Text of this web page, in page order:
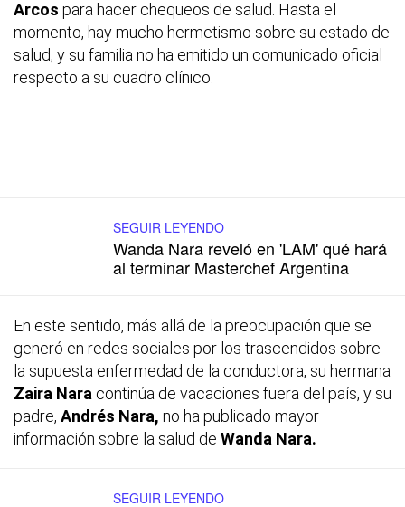
Arcos para hacer chequeos de salud. Hasta el
momento, hay mucho hermetismo sobre su estado de
salud, y su familia no ha emitido un comunicado oficial
respecto a su cuadro clínico.
SEGUIR LEYENDO
Wanda Nara reveló en 'LAM' qué hará
al terminar Masterchef Argentina
En este sentido, más allá de la preocupación que se
generó en redes sociales por los trascendidos sobre
la supuesta enfermedad de la conductora, su hermana
Zaira Nara continúa de vacaciones fuera del país, y su
padre, Andrés Nara, no ha publicado mayor
información sobre la salud de Wanda Nara.
SEGUIR LEYENDO